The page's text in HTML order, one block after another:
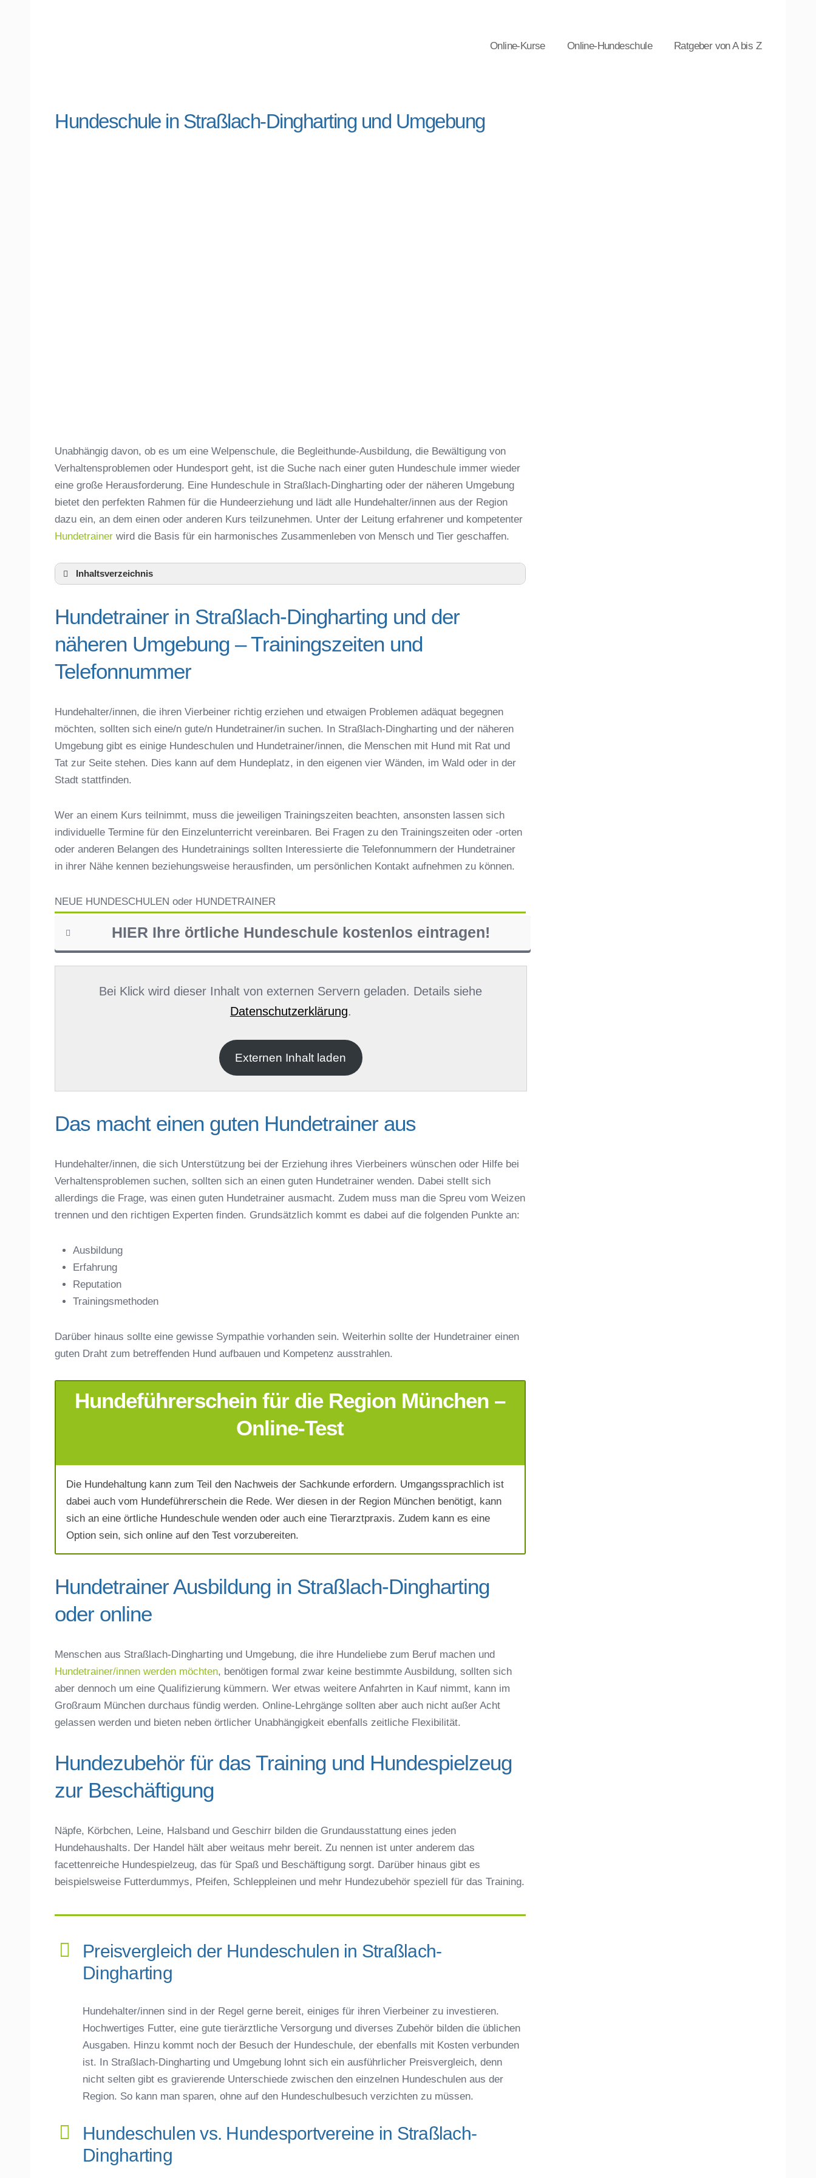
Online-Kurse Online-Hundeschule Ratgeber von A bis Z
Hundeschule in Straßlach-Dingharting und Umgebung
Unabhängig davon, ob es um eine Welpenschule, die Begleithunde-Ausbildung, die Bewältigung von
Verhaltensproblemen oder Hundesport geht, ist die Suche nach einer guten Hundeschule immer wieder
eine große Herausforderung. Eine Hundeschule in Straßlach-Dingharting oder der näheren Umgebung
bietet den perfekten Rahmen für die Hundeerziehung und lädt alle Hundehalter/innen aus der Region
dazu ein, an dem einen oder anderen Kurs teilzunehmen. Unter der Leitung erfahrener und kompetenter
Hundetrainer wird die Basis für ein harmonisches Zusammenleben von Mensch und Tier geschaffen.
Inhaltsverzeichnis
Hundetrainer in Straßlach-Dingharting und der näheren Umgebung – Trainingszeiten und
Telefonnummer
Das macht einen guten Hundetrainer aus
Hundeführerschein für die Region München – Online-Test
Hundetrainer Ausbildung in Straßlach-Dingharting oder online
Preisvergleich der Hundeschulen in Straßlach-Dingharting
Hundeschulen vs. Hundesportvereine in Straßlach-Dingharting
So findet man den richtigen Hundetrainer in Straßlach-Dingharting
Darum lohnt sich der Besuch einer Hundeschule
Hundetrainer in Straßlach-Dingharting und der
näheren Umgebung – Trainingszeiten und
Telefonnummer
Hundehalter/innen, die ihren Vierbeiner richtig erziehen und etwaigen Problemen adäquat begegnen
möchten, sollten sich eine/n gute/n Hundetrainer/in suchen. In Straßlach-Dingharting und der näheren
Umgebung gibt es einige Hundeschulen und Hundetrainer/innen, die Menschen mit Hund mit Rat und
Tat zur Seite stehen. Dies kann auf dem Hundeplatz, in den eigenen vier Wänden, im Wald oder in der
Stadt stattfinden.
Wer an einem Kurs teilnimmt, muss die jeweiligen Trainingszeiten beachten, ansonsten lassen sich
individuelle Termine für den Einzelunterricht vereinbaren. Bei Fragen zu den Trainingszeiten oder -orten
oder anderen Belangen des Hundetrainings sollten Interessierte die Telefonnummern der Hundetrainer
in ihrer Nähe kennen beziehungsweise herausfinden, um persönlichen Kontakt aufnehmen zu können.
NEUE HUNDESCHULEN oder HUNDETRAINER
HIER Ihre örtliche Hundeschule kostenlos eintragen!
Name der Hundeschule*
Anschrift
E-Mail-Adresse *
Telefonnummer*
Mit Absenden der Daten akzeptiere ich die
Absenden
Bei Klick wird dieser Inhalt von externen Servern geladen. Details siehe
Datenschutzerklärung.
Externen Inhalt laden
Das macht einen guten Hundetrainer aus
Hundehalter/innen, die sich Unterstützung bei der Erziehung ihres Vierbeiners wünschen oder Hilfe bei
Verhaltensproblemen suchen, sollten sich an einen guten Hundetrainer wenden. Dabei stellt sich
allerdings die Frage, was einen guten Hundetrainer ausmacht. Zudem muss man die Spreu vom Weizen
trennen und den richtigen Experten finden. Grundsätzlich kommt es dabei auf die folgenden Punkte an:
Ausbildung
Erfahrung
Reputation
Trainingsmethoden
Darüber hinaus sollte eine gewisse Sympathie vorhanden sein. Weiterhin sollte der Hundetrainer einen
guten Draht zum betreffenden Hund aufbauen und Kompetenz ausstrahlen.
Hundeführerschein für die Region München –
Online-Test
Die Hundehaltung kann zum Teil den Nachweis der Sachkunde erfordern. Umgangssprachlich ist
dabei auch vom Hundeführerschein die Rede. Wer diesen in der Region München benötigt, kann
sich an eine örtliche Hundeschule wenden oder auch eine Tierarztpraxis. Zudem kann es eine
Option sein, sich online auf den Test vorzubereiten.
Hundetrainer Ausbildung in Straßlach-Dingharting
oder online
Menschen aus Straßlach-Dingharting und Umgebung, die ihre Hundeliebe zum Beruf machen und
Hundetrainer/innen werden möchten, benötigen formal zwar keine bestimmte Ausbildung, sollten sich
aber dennoch um eine Qualifizierung kümmern. Wer etwas weitere Anfahrten in Kauf nimmt, kann im
Großraum München durchaus fündig werden. Online-Lehrgänge sollten aber auch nicht außer Acht
gelassen werden und bieten neben örtlicher Unabhängigkeit ebenfalls zeitliche Flexibilität.
Hundezubehör für das Training und Hundespielzeug
zur Beschäftigung
Näpfe, Körbchen, Leine, Halsband und Geschirr bilden die Grundausstattung eines jeden
Hundehaushalts. Der Handel hält aber weitaus mehr bereit. Zu nennen ist unter anderem das
facettenreiche Hundespielzeug, das für Spaß und Beschäftigung sorgt. Darüber hinaus gibt es
beispielsweise Futterdummys, Pfeifen, Schleppleinen und mehr Hundezubehör speziell für das Training.
Preisvergleich der Hundeschulen in Straßlach-
Dingharting
Hundehalter/innen sind in der Regel gerne bereit, einiges für ihren Vierbeiner zu investieren.
Hochwertiges Futter, eine gute tierärztliche Versorgung und diverses Zubehör bilden die üblichen
Ausgaben. Hinzu kommt noch der Besuch der Hundeschule, der ebenfalls mit Kosten verbunden
ist. In Straßlach-Dingharting und Umgebung lohnt sich ein ausführlicher Preisvergleich, denn
nicht selten gibt es gravierende Unterschiede zwischen den einzelnen Hundeschulen aus der
Region. So kann man sparen, ohne auf den Hundeschulbesuch verzichten zu müssen.
Hundeschulen vs. Hundesportvereine in Straßlach-
Dingharting